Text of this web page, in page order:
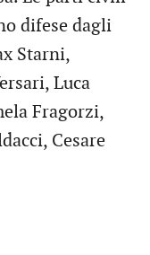
difese dagli
Starni,
Luca
Fragorzi,
Cesare